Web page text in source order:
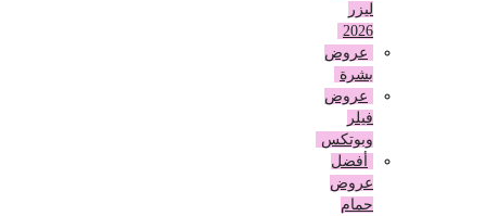
عروض
بشرة
عروض
وبوتكس
أفضل
عروض
حمام